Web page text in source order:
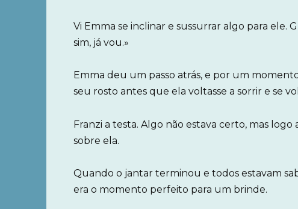
Vi Emma se inclinar e sussurrar algo para ele.
sim, já vou.»
Emma deu um passo atrás, e por um
seu rosto antes que ela voltasse a sorrir e se
Franzi a testa. Algo não estava certo, mas
sobre ela.
Quando o jantar terminou e todos estavam
era o momento perfeito para um brinde.